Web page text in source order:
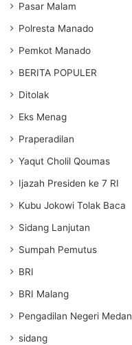
Pasar Malam
Polresta Manado
Pemkot Manado
BERITA POPULER
Ditolak
Eks Menag
Praperadilan
Yaqut Cholil Qoumas
Ijazah Presiden ke 7 RI
Kubu Jokowi Tolak Baca
Sidang Lanjutan
Sumpah Pemutus
BRI
BRI Malang
Pengadilan Negeri Medan
sidang